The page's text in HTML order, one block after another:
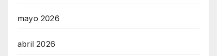
mayo 2026
abril 2026